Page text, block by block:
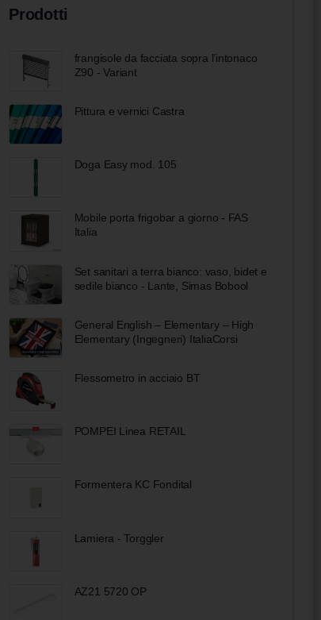
Prodotti
frangisole da facciata sopra l’intonaco
Z90 - Variant
Pittura e vernici Castra
Doga Easy mod. 105
Mobile porta frigobar a giorno - FAS
Italia
Set sanitari a terra bianco: vaso, bidet e
sedile bianco - Lante, Simas Bobool
General English – Elementary – High
Elementary (Ingegneri) ItaliaCorsi
Flessometro in acciaio BT
POMPEI Linea RETAIL
Formentera KC Fondital
Lamiera - Torggler
AZ21 5720 OP